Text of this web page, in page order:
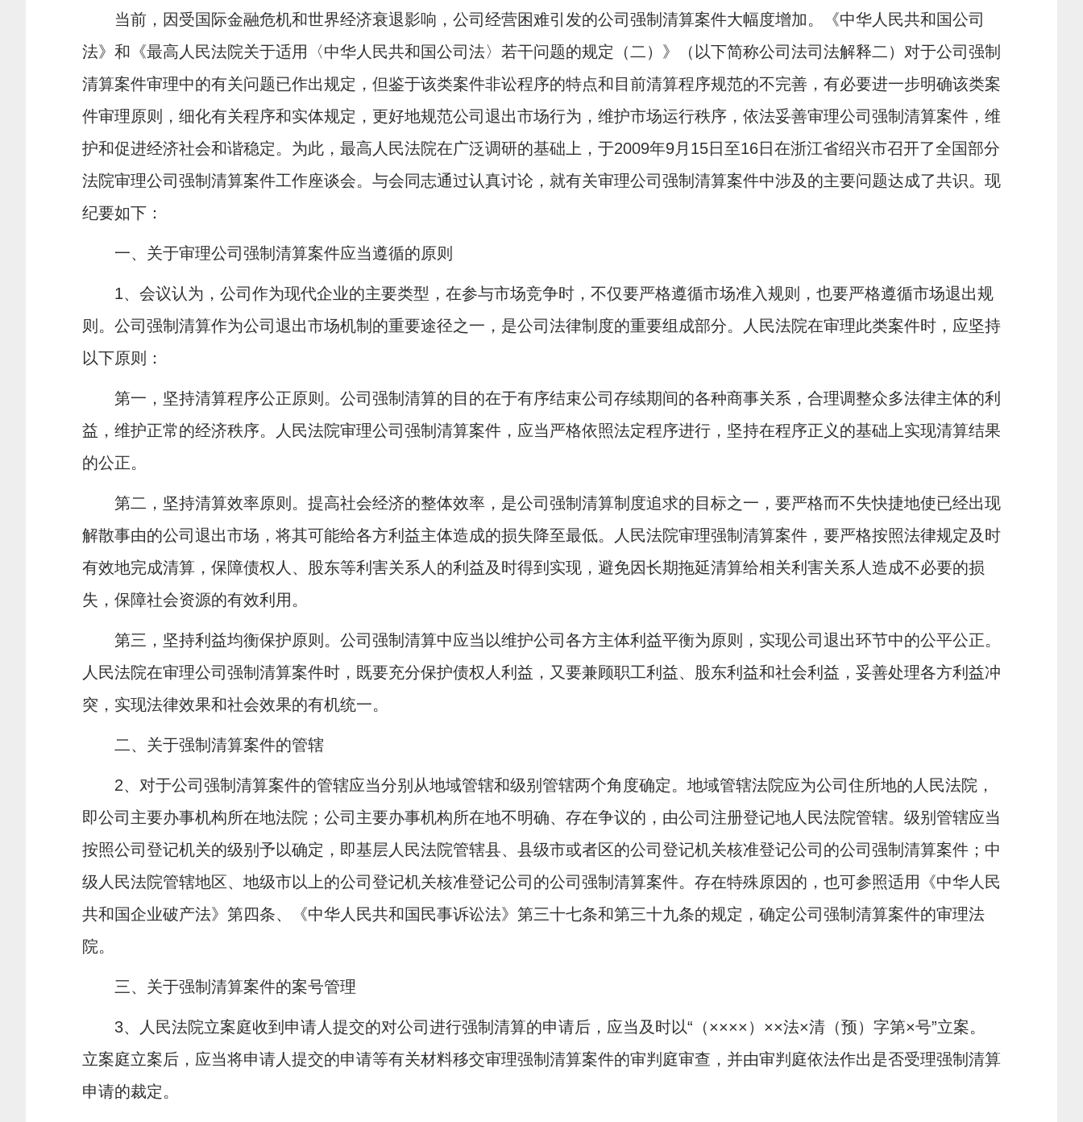
当前，因受国际金融危机和世界经济衰退影响，公司经营困难引发的公司强制清算案件大幅度增加。《中华人民共和国公司
法》和《最高人民法院关于适用〈中华人民共和国公司法〉若干问题的规定（二）》（以下简称公司法司法解释二）对于公司强制
清算案件审理中的有关问题已作出规定，但鉴于该类案件非讼程序的特点和目前清算程序规范的不完善，有必要进一步明确该类案
件审理原则，细化有关程序和实体规定，更好地规范公司退出市场行为，维护市场运行秩序，依法妥善审理公司强制清算案件，维
护和促进经济社会和谐稳定。为此，最高人民法院在广泛调研的基础上，于2009年9月 15日至16日在浙江省绍兴市召开了全国部分
法院审理公司强制清算案件工作座谈会。与会同志通过认真讨论，就有关审理公司强制清算案件中涉及的主要问题达成了共识。现
纪要如下：
一、关于审理公司强制清算案件应当遵循的原则
1、会议认为，公司作为现代企业的主要类型，在参与市场竞争时，不仅要严格遵循市场准入规则，也要严格遵循市场退出规
则。公司强制清算作为公司退出市场机制的重要途径之一，是公司法律制度的重要组成部分。人民法院在审理此类案件时，应坚持
以下原则：
第一，坚持清算程序公正原则。公司强制清算的目的在于有序结束公司存续期间的各种商事关系，合理调整众多法律主体的利
益，维护正常的经济秩序。人民法院审理公司强制清算案件，应当严格依照法定程序进行，坚持在程序正义的基础上实现清算结果
的公正。
第二，坚持清算效率原则。提高社会经济的整体效率，是公司强制清算制度追求的目标之一，要严格而不失快捷地使已经出现
解散事由的公司退出市场，将其可能给各方利益主体造成的损失降至最低。人民法院审理强制清算案件，要严格按照法律规定及时
有效地完成清算，保障债权人、股东等利害关系人的利益及时得到实现，避免因长期拖延清算给相关利害关系人造成不必要的损
失，保障社会资源的有效利用。
第三，坚持利益均衡保护原则。公司强制清算中应当以维护公司各方主体利益平衡为原则，实现公司退出环节中的公平公正。
人民法院在审理公司强制清算案件时，既要充分保护债权人利益，又要兼顾职工利益、股东利益和社会利益，妥善处理各方利益冲
突，实现法律效果和社会效果的有机统一。
二、关于强制清算案件的管辖
2、对于公司强制清算案件的管辖应当分别从地域管辖和级别管辖两个角度确定。地域管辖法院应为公司住所地的人民法院，
即公司主要办事机构所在地法院；公司主要办事机构所在地不明确、存在争议的，由公司注册登记地人民法院管辖。级别管辖应当
按照公司登记机关的级别予以确定，即基层人民法院管辖县、县级市或者区的公司登记机关核准登记公司的公司强制清算案件；中
级人民法院管辖地区、地级市以上的公司登记机关核准登记公司的公司强制清算案件。存在特殊原因的，也可参照适用《中华人民
共和国企业破产法》第四条、《中华人民共和国民事诉讼法》第三十七条和第三十九条的规定，确定公司强制清算案件的审理法
院。
三、关于强制清算案件的案号管理
3、人民法院立案庭收到申请人提交的对公司进行强制清算的申请后，应当及时以“（××××）××法×清（预）字第×号”立案。
立案庭立案后，应当将申请人提交的申请等有关材料移交审理强制清算案件的审判庭审查，并由审判庭依法作出是否受理强制清算
申请的裁定。